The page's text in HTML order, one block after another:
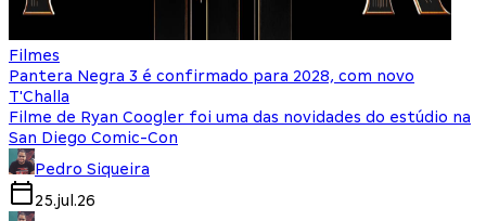
Filmes
Pantera Negra 3 é confirmado para 2028, com novo
T'Challa
Filme de Ryan Coogler foi uma das novidades do estúdio na
San Diego Comic-Con
Pedro Siqueira
25.jul.26